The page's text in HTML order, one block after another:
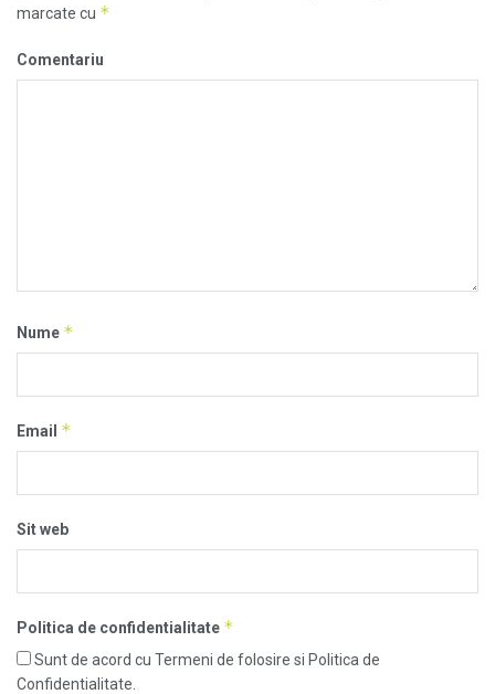
marcate cu *
Comentariu
Nume *
Email *
Sit web
Politica de confidentialitate *
Sunt de acord cu Termeni de folosire si Politica de
Confidentialitate.